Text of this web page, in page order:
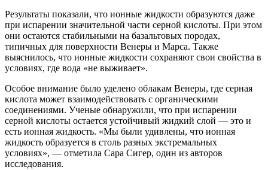
Результаты показали, что ионные жидкости образуются даже
при испарении значительной части серной кислоты. При этом
они остаются стабильными на базальтовых породах,
типичных для поверхности Венеры и Марса. Также
выяснилось, что ионные жидкости сохраняют свои свойства в
условиях, где вода «не выживает».
Особое внимание было уделено облакам Венеры, где серная
кислота может взаимодействовать с органическими
соединениями. Ученые обнаружили, что при испарении
серной кислоты остается устойчивый жидкий слой — это и
есть ионная жидкость. «Мы были удивлены, что ионная
жидкость образуется в столь разных экстремальных
условиях», — отметила Сара Сигер, один из авторов
исследования.